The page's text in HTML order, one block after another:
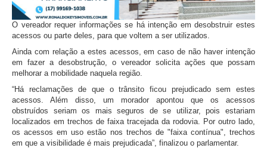
O vereador requer informações se há intenção em desobstruir estes
acessos ou parte deles, para que voltem a ser utilizados.
Ainda com relação a estes acessos, em caso de não haver intenção
em fazer a desobstrução, o vereador solicita ações que possam
melhorar a mobilidade naquela região.
“Há reclamações de que o trânsito ficou prejudicado sem estes
acessos. Além disso, um morador apontou que os acessos
obstruídos seriam os mais seguros de se utilizar, pois estariam
localizados em trechos de faixa tracejada da rodovia. Por outro lado,
os acessos em uso estão nos trechos de "faixa contínua", trechos
em que a visibilidade é mais prejudicada”, finalizou o parlamentar.